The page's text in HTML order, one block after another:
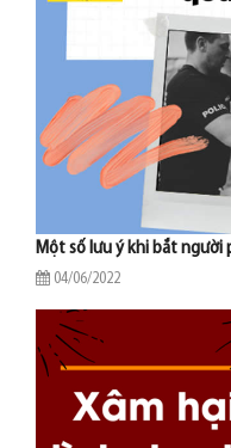
Một số lưu ý khi bắt
04/06/2022